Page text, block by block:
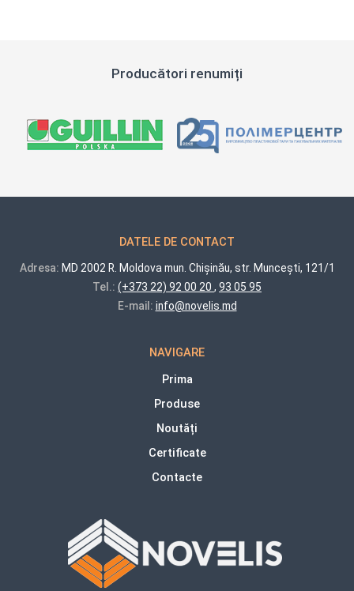
Producători renumiți
DATELE DE CONTACT
Adresa: MD 2002 R. Moldova mun. Chișinău, str. Muncești, 121/1
Tel.: (+373 22) 92 00 20 , 93 05 95
E-mail: info@novelis.md
NAVIGARE
Prima
Produse
Noutăți
Certificate
Contacte